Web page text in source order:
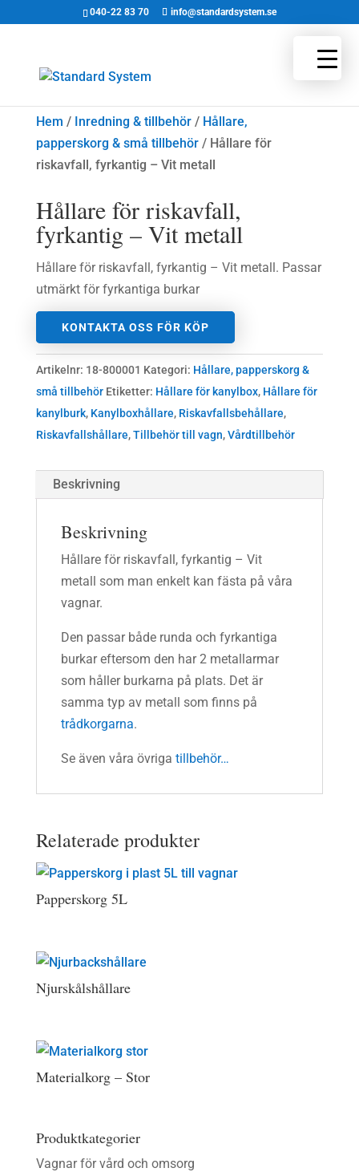
040-22 83 70 info@standardsystem.se
Hem / Inredning & tillbehör/ Hållare,
papperskorg & små tillbehör/ Hållare för
riskavfall, fyrkantig – Vit metall
Hållare för riskavfall,
fyrkantig – Vit metall
Hållare för riskavfall, fyrkantig – Vit metall. Passar
utmärkt för fyrkantiga burkar
KONTAKTA OSS FÖR KÖP
Artikelnr: 18-800001 Kategori: Hållare, papperskorg &
små tillbehör Etiketter: Hållare för kanylbox, Hållare för
kanylburk, Kanylboxhållare, Riskavfallsbehållare,
Riskavfallshållare,Tillbehör till vagn,Vårdtillbehör
Beskrivning
Beskrivning
Hållare för riskavfall, fyrkantig – Vit
metall som man enkelt kan fästa på våra
vagnar.
Den passar både runda och fyrkantiga
burkar eftersom den har 2 metallarmar
som håller burkarna på plats. Det är
samma typ av metall som finns på
trådkorgarna.
Se även våra övriga tillbehör…
Relaterade produkter
Papperskorg 5L
Njurskålshållare
Materialkorg – Stor
Produktkategorier
Vagnar för vård och omsorg